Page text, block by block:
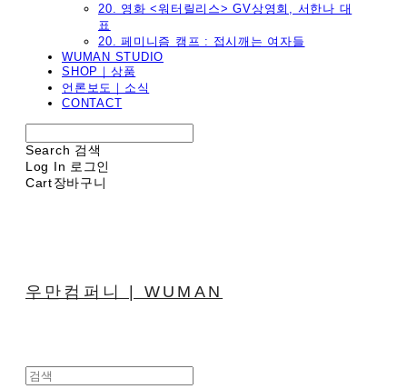
20. 영화 <워터릴리스> GV상영회, 서한나 대
표
20. 페미니즘 캠프 : 접시깨는 여자들
WUMAN STUDIO
SHOP｜상품
언론보도｜소식
CONTACT
Search 검색
Log In 로그인
Cart장바구니
우만컴퍼니 | WUMAN